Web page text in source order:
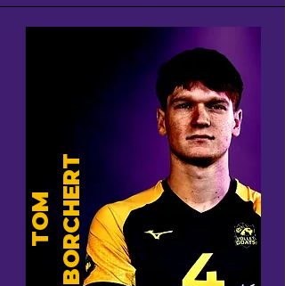
T
O
M
B
O
R
C
H
E
R T